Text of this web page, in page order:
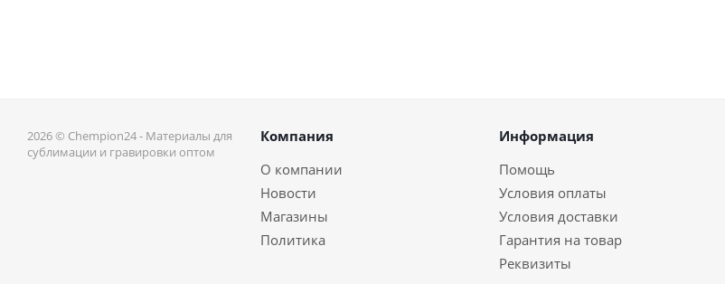
2026 © Chempion24 - Материалы для
сублимации и гравировки оптом
Компания
О компании
Новости
Магазины
Политика
Информация
Помощь
Условия оплаты
Условия доставки
Гарантия на товар
Реквизиты